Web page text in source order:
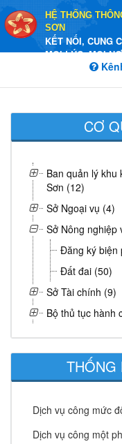
HỆ THỐNG
SƠN
KẾT NỐI, CUNG
MỌI LÚC, MỌI
CƠ
Ban quản lý
Sơn (12)
Sở Ngoại vụ (4)
Sở Nông nghiệp
Đăng ký biện
Đất đai (50)
Sở Tài chính (9)
Bộ thủ tục hành
THỐNG
Dịch vụ công mức
Dịch vụ công một